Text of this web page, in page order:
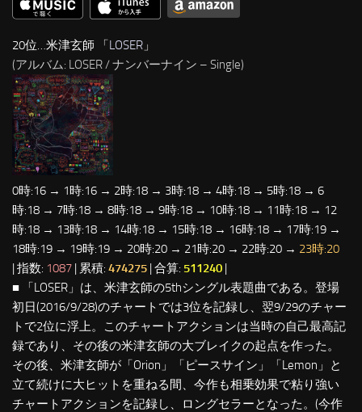
20位…米津玄師 「LOSER 」
(アルバム: LOSER / ナンバーナイン – Single)
0時:16 → 1時:16 → 2時:18 → 3時:18 → 4時:18 → 5時:18 → 6
時:18 → 7時:18 → 8時:18 → 9時:18 → 10時:18 → 11時:18 → 12
時:18 → 13時:18 → 14時:18 → 15時:18 → 16時:18 → 17時:19 →
18時:19 → 19時:19 → 20時:20 → 21時:20 → 22時:20 → 23時:20
| 指数: 1087 | 累積: 474275 | 合算: 511240 |
■ 「LOSER」は、米津玄師の5thシングル表題曲である。登場
初日(2016/9/28)のチャートでは3位を記録し、翌9/29のチャー
トで2位に浮上。このチャートアクションは当時の自己最高記
録であり、その後の米津玄師の大ブレイクの起点を作った。
その後、米津玄師が「Orion」「ピースサイン」「Lemon」と
立て続けに大ヒットを重ねる間、今作も相乗効果で粘り強い
チャートアクションを記録し、ロングセラーとなった。(今作